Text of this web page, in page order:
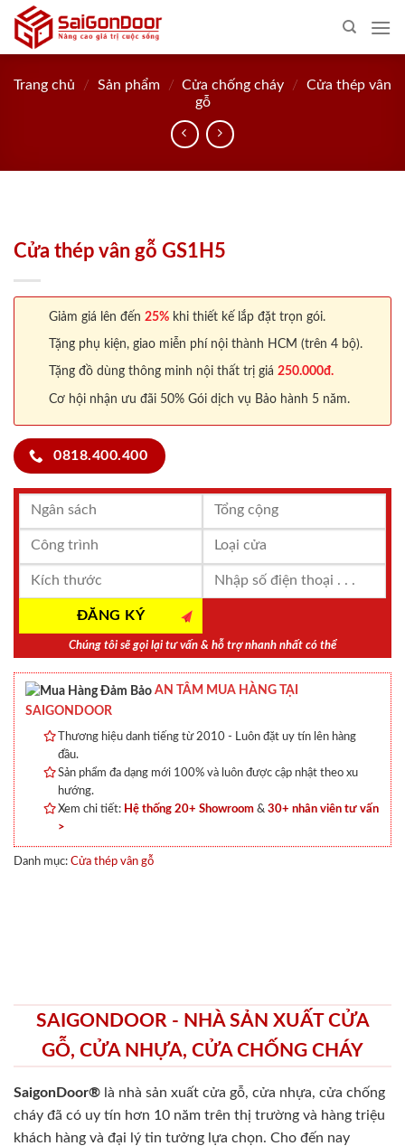
Skip
content
Trang chủ / Sản phẩm / Cửa chống cháy /
Cửa thép vân
gỗ
Cửa thép vân gỗ GS1H5
Giảm giá lên đến 25% khi thiết kế lắp đặt trọn gói.
Tặng phụ kiện, giao miễn phí nội thành HCM (trên 4 bộ).
Tặng đồ dùng thông minh nội thất trị giá 250.000đ.
Cơ hội nhận ưu đãi 50% Gói dịch vụ Bảo hành 5 năm.
0818.400.400
Chúng tôi sẽ gọi lại tư vấn & hỗ trợ nhanh nhất có thể
AN TÂM MUA HÀNG TẠI
SAIGONDOOR
Thương hiệu danh tiếng từ 2010 - Luôn đặt uy tín lên hàng
đầu.
Sản phẩm đa dạng mới 100% và luôn được cập nhật theo xu
hướng.
Xem chi tiết: Hệ thống 20+ Showroom & 30+ nhân viên tư vấn
>
Danh mục: Cửa thép vân gỗ
SAIGONDOOR - NHÀ SẢN XUẤT CỬA
GỖ, CỬA NHỰA, CỬA CHỐNG CHÁY
SaigonDoor® là nhà sản xuất cửa gỗ, cửa nhựa, cửa chống
cháy đã có uy tín hơn 10 năm trên thị trường và hàng triệu
khách hàng và đại lý tin tưởng lựa chọn. Cho đến nay